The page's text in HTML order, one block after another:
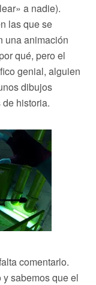
a nadie).
las que se
una animación
qué, pero el
genial, alguien
dibujos
historia.
comentarlo.
sabemos que el